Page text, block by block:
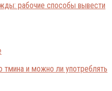
рабочие способы вывести
и можно ли употреблять